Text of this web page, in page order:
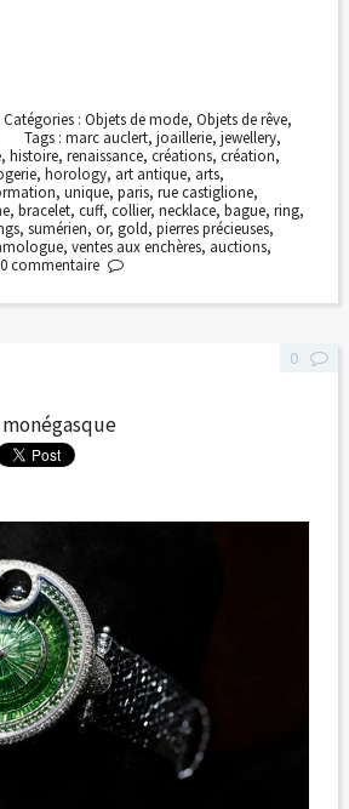
Catégories : Objets de mode, Objets de rêve,
Tags :marc auclert,joaillerie,jewellery,
, histoire, renaissance, créations, création,
, horology, art antique, arts,
, unique, paris, rue castiglione,
, bracelet, cuff, collier, necklace, bague, ring,
, sumérien, or, gold, pierres précieuses,
, ventes aux enchères, auctions,
0commentaire
0